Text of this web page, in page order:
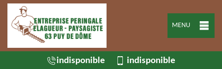
MENU
indisponible indisponible